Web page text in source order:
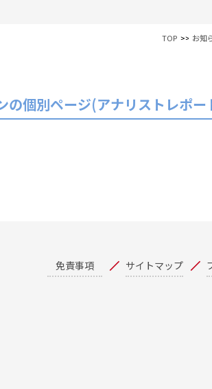
TOP お知
個別ページ(アナリストレポー
免責事項 サイトマップ